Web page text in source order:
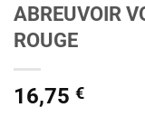
ABREUVOIR
ROUGE
16,75 €